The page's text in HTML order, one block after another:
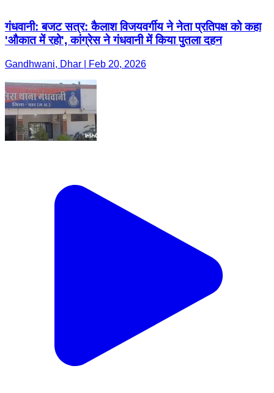
गंधवानी: बजट सत्र: कैलाश विजयवर्गीय ने नेता प्रतिपक्ष को कहा
'औकात में रहो', कांग्रेस ने गंधवानी में किया पुतला दहन
Gandhwani, Dhar | Feb 20, 2026